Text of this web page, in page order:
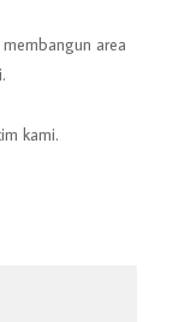
area
kami.